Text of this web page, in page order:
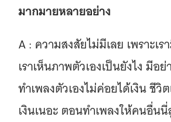
มากมายหลายอย่าง
A : ความสงสัยไม่มีเลย เพราะเ
เราเห็นภาพตัวเองเป็นยังไง มีอ
ทำเพลงตัวเองไม่ค่อยได้เงิน ชีวิ
เงินเนอะ ตอนทำเพลงให้คนอื่น